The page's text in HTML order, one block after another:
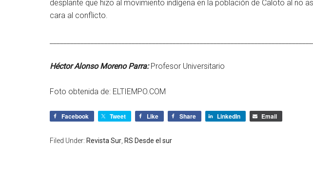
desplante que hizo al movimiento indígena en la población de Caloto al no
cara al conflicto.
Héctor Alonso Moreno Parra:Profesor Universitario
Foto obtenida de: ELTIEMPO.COM
Facebook Tweet Like Share LinkedIn Email
Filed Under: Revista Sur RS Desde el sur